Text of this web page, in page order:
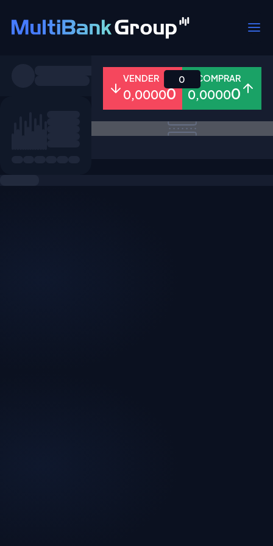
Todos Forex Metais Ações
VENDER
0,00000
COMPRAR
0,00000
0